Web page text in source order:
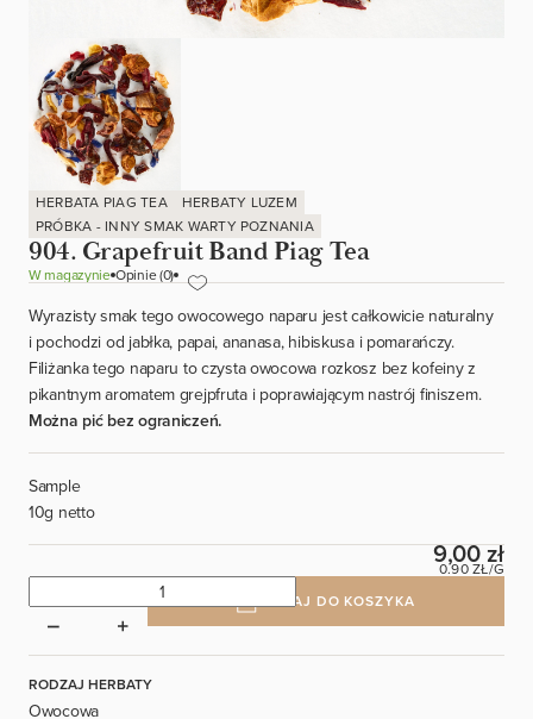
HERBATA PIAG TEA
HERBATY LUZEM
PRÓBKA - INNY SMAK WARTY POZNANIA
904. Grapefruit Band Piag Tea
W magazynie Opinie (0)
Wyrazisty smak tego owocowego naparu jest całkowicie naturalny
i pochodzi od jabłka, papai, ananasa, hibiskusa i pomarańczy.
Filiżanka tego naparu to czysta owocowa rozkosz bez kofeiny z
pikantnym aromatem grejpfruta i poprawiającym nastrój finiszem.
Można pić bez ograniczeń.
Sample
10g netto
9,00 zł
0.90 ZŁ/G
DODAJ DO KOSZYKA
RODZAJ HERBATY
Owocowa